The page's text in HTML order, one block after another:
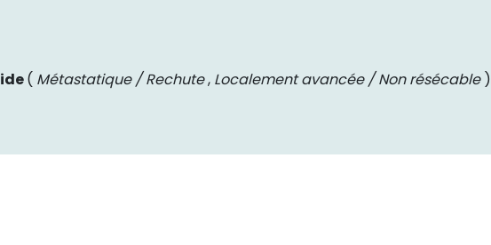
( Métastatique / Rechute, Localement avancée / Non résécable)